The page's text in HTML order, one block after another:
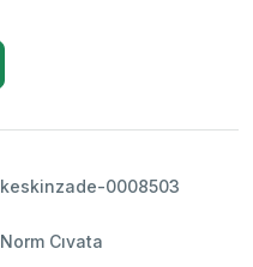
keskinzade-0008503
Norm Cıvata